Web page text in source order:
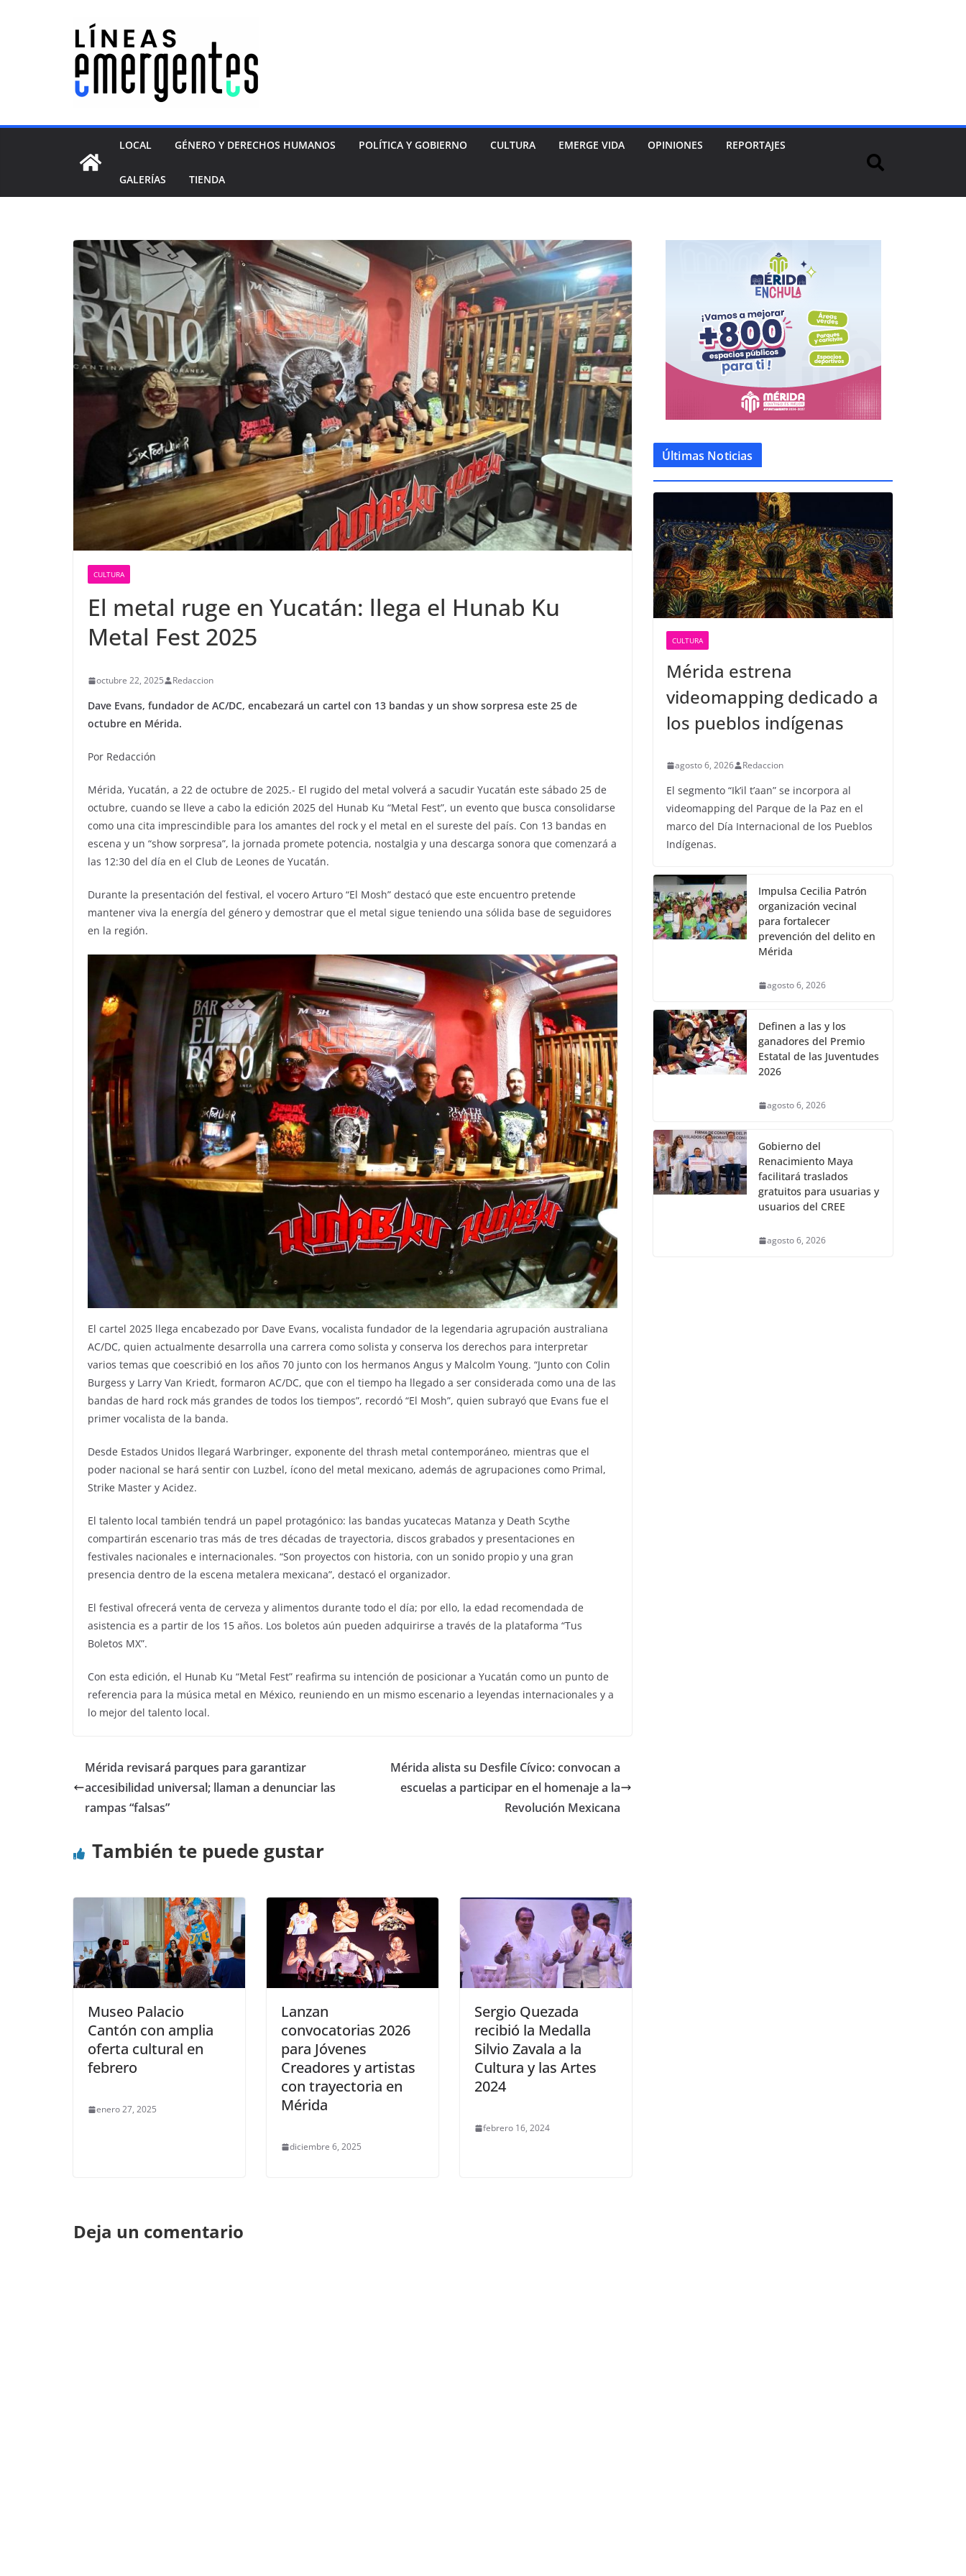
LOCAL GÉNERO Y DERECHOS HUMANOS POLÍTICA Y GOBIERNO CULTURA EMERGE VIDA OPINIONES REPORTAJES
GALERÍAS TIENDA
CULTURA
El metal ruge en Yucatán: llega el Hunab Ku
Metal Fest 2025
octubre 22, 2025 Redaccion
Dave Evans, fundador de AC/DC, encabezará un cartel con 13 bandas y un show sorpresa este 25 de
octubre en Mérida.
Por Redacción
Mérida, Yucatán, a 22 de octubre de 2025.- El rugido del metal volverá a sacudir Yucatán este sábado 25 de
octubre, cuando se lleve a cabo la edición 2025 del Hunab Ku “Metal Fest”, un evento que busca consolidarse
como una cita imprescindible para los amantes del rock y el metal en el sureste del país. Con 13 bandas en
escena y un “show sorpresa”, la jornada promete potencia, nostalgia y una descarga sonora que comenzará a
las 12:30 del día en el Club de Leones de Yucatán.
Durante la presentación del festival, el vocero Arturo “El Mosh” destacó que este encuentro pretende
mantener viva la energía del género y demostrar que el metal sigue teniendo una sólida base de seguidores
en la región.
El cartel 2025 llega encabezado por Dave Evans, vocalista fundador de la legendaria agrupación australiana
AC/DC, quien actualmente desarrolla una carrera como solista y conserva los derechos para interpretar
varios temas que coescribió en los años 70 junto con los hermanos Angus y Malcolm Young. “Junto con Colin
Burgess y Larry Van Kriedt, formaron AC/DC, que con el tiempo ha llegado a ser considerada como una de las
bandas de hard rock más grandes de todos los tiempos”, recordó “El Mosh”, quien subrayó que Evans fue el
primer vocalista de la banda.
Desde Estados Unidos llegará Warbringer, exponente del thrash metal contemporáneo, mientras que el
poder nacional se hará sentir con Luzbel, ícono del metal mexicano, además de agrupaciones como Primal,
Strike Master y Acidez.
El talento local también tendrá un papel protagónico: las bandas yucatecas Matanza y Death Scythe
compartirán escenario tras más de tres décadas de trayectoria, discos grabados y presentaciones en
festivales nacionales e internacionales. “Son proyectos con historia, con un sonido propio y una gran
presencia dentro de la escena metalera mexicana”, destacó el organizador.
El festival ofrecerá venta de cerveza y alimentos durante todo el día; por ello, la edad recomendada de
asistencia es a partir de los 15 años. Los boletos aún pueden adquirirse a través de la plataforma “Tus
Boletos MX”.
Con esta edición, el Hunab Ku “Metal Fest” reafirma su intención de posicionar a Yucatán como un punto de
referencia para la música metal en México, reuniendo en un mismo escenario a leyendas internacionales y a
lo mejor del talento local.
Mérida revisará parques para garantizar
accesibilidad universal; llaman a denunciar las
rampas “falsas”
Mérida alista su Desfile Cívico: convocan a
escuelas a participar en el homenaje a la
Revolución Mexicana
También te puede gustar
Museo Palacio
Cantón con amplia
oferta cultural en
febrero
enero 27, 2025
Lanzan
convocatorias 2026
para Jóvenes
Creadores y artistas
con trayectoria en
Mérida
diciembre 6, 2025
Sergio Quezada
recibió la Medalla
Silvio Zavala a la
Cultura y las Artes
2024
febrero 16, 2024
Deja un comentario
Últimas Noticias
CULTURA
Mérida estrena
videomapping dedicado a
los pueblos indígenas
agosto 6, 2026 Redaccion
El segmento “Ik’il t’aan” se incorpora al
videomapping del Parque de la Paz en el
marco del Día Internacional de los Pueblos
Indígenas.
Impulsa Cecilia Patrón
organización vecinal
para fortalecer
prevención del delito en
Mérida
agosto 6, 2026
Definen a las y los
ganadores del Premio
Estatal de las Juventudes
2026
agosto 6, 2026
Gobierno del
Renacimiento Maya
facilitará traslados
gratuitos para usuarias y
usuarios del CREE
agosto 6, 2026